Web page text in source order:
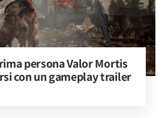
persona Valor Mortis
con un gameplay trailer